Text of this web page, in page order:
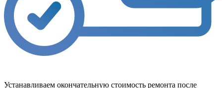
Устанавливаем окончательную стоимость ремонта после